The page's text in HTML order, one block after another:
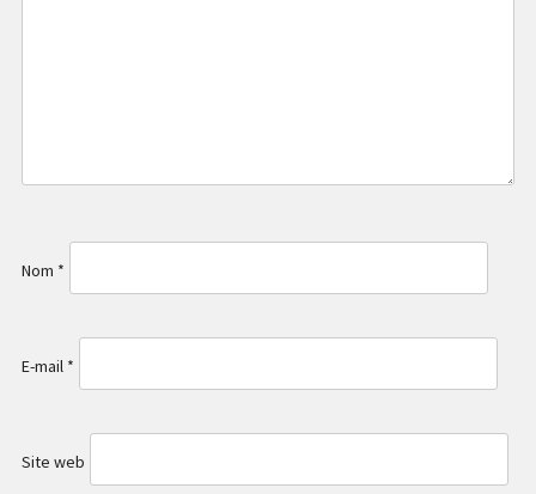
Nom *
E-mail *
Site web